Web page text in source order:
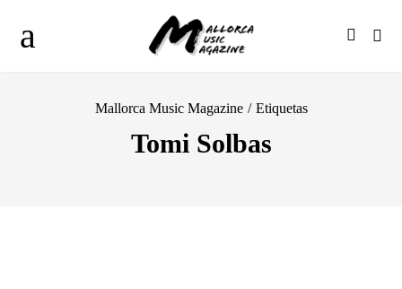
Mallorca Music Magazine / Etiquetas
Tomi Solbas